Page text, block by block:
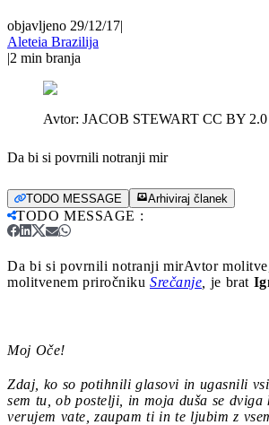
objavljeno 29/12/17|
Aleteia Brazilija
|2 min branja
Avtor: JACOB STEWART CC BY 2.0
Da bi si povrnili notranji mir
TODO MESSAGE Arhiviraj članek
TODO MESSAGE :
Da bi si povrnili notranji mirAvtor
molitvenem priročniku Srečanje je brat
Moj Oče!
Zdaj, ko so potihnili glasovi in ugasnili
sem tu, ob postelji, in moja duša se dviga
verujem vate, zaupam ti in te ljubim z